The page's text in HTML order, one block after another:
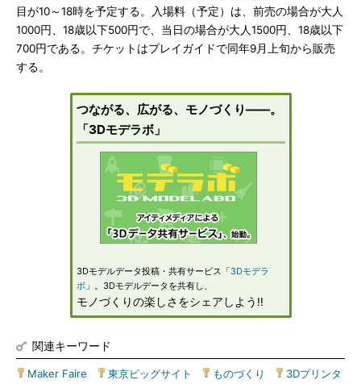
目が10～18時を予定する。入場料（予定）は、前売の場合が大人
1000円、18歳以下500円で、当日の場合が大人1500円、18歳以下
700円である。チケットはプレイガイドで同年9月上旬から販売
する。
つながる、広がる、モノづくり――。
「3Dモデラボ」
3Dモデルデータ投稿・共有サービス「3Dモデラ
ボ」。3Dモデルデータを共有し、
モノづくりの楽しさをシェアしよう!!
関連キーワード
Maker Faire 東京ビッグサイト ものづくり 3Dプリンタ